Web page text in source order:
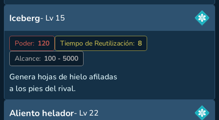
Iceberg- Lv 15
Poder: 120 Tiempo de Reutilización: 8
Alcance: 100 - 5000
Genera hojas de hielo afiladas
a los pies del rival.
Aliento helador- Lv 22